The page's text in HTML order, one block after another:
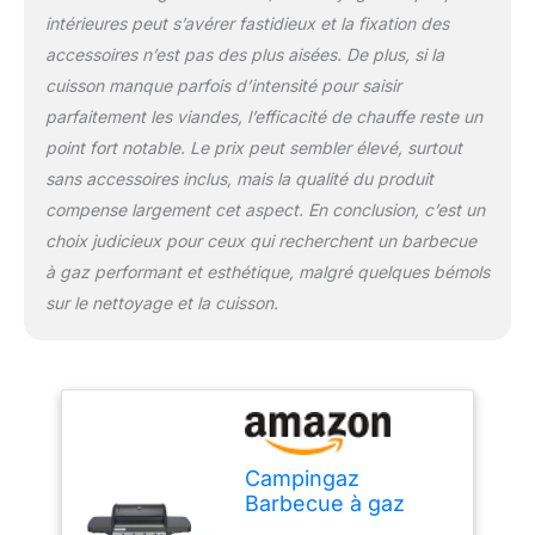
intérieures peut s’avérer fastidieux et la fixation des
accessoires n’est pas des plus aisées. De plus, si la
cuisson manque parfois d’intensité pour saisir
parfaitement les viandes, l’efficacité de chauffe reste un
point fort notable. Le prix peut sembler élevé, surtout
sans accessoires inclus, mais la qualité du produit
compense largement cet aspect. En conclusion, c’est un
choix judicieux pour ceux qui recherchent un barbecue
à gaz performant et esthétique, malgré quelques bémols
sur le nettoyage et la cuisson.
Campingaz
Barbecue à gaz